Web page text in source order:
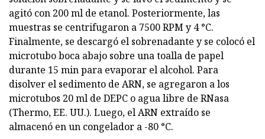
agitó con 200 ml de etanol. Posteriormente, las
muestras se centrifugaron a 7500 RPM y 4 °C.
Finalmente, se descargó el sobrenadante y se colocó el
microtubo boca abajo sobre una toalla de papel
durante 15 min para evaporar el alcohol. Para
disolver el sedimento de ARN, se agregaron a los
microtubos 20 ml de DEPC o agua libre de RNasa
(Thermo, EE. UU.). Luego, el ARN extraído se
almacenó en un congelador a -80 °C.